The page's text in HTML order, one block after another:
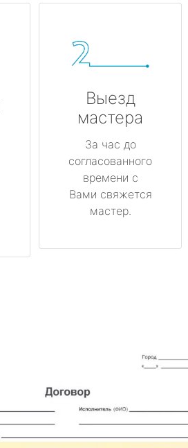
Выезд
мастера
За час до
согласованного
времени с
Вами свяжется
мастер.